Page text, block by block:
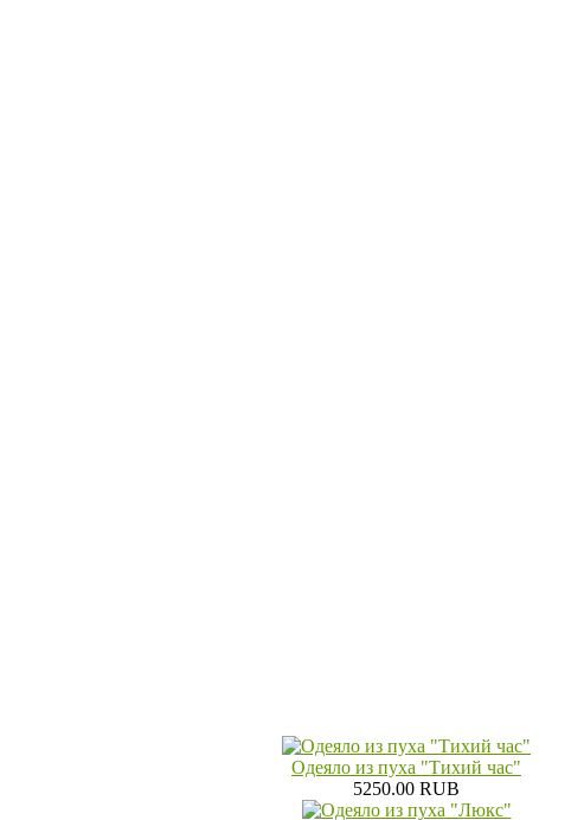
Одеяло из пуха "Тихий час"
5250.00 RUB